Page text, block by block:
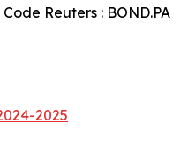
Reuters : BOND.PA
2025